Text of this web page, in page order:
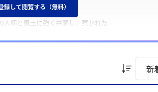
柄と風土に強く共感し、惹かれた
。実際のユーザの投稿は下記の一覧からご確認く
録して閲覧する（無料）